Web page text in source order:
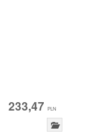
233,47 PLN